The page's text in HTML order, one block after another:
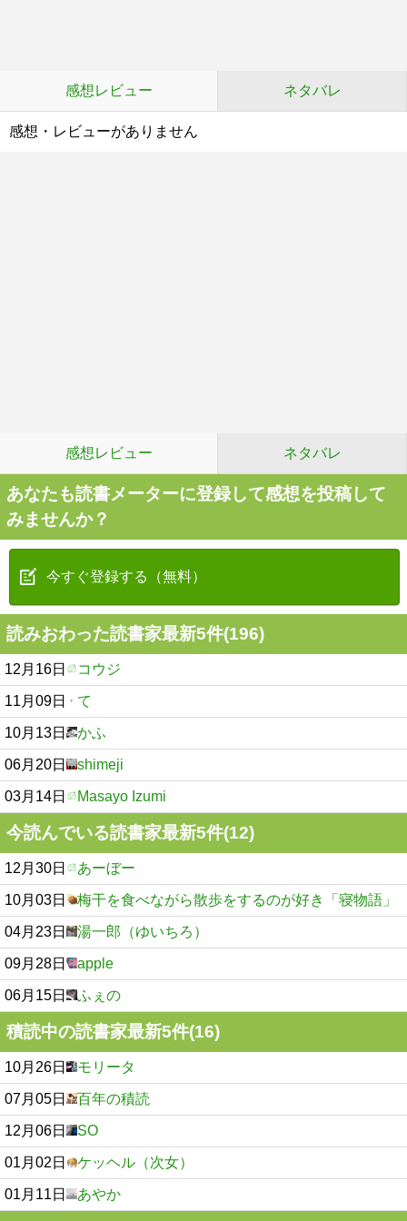
感想レビュー ネタバレ
感想・レビューがありません
感想レビュー ネタバレ
あなたも読書メーターに登録して感想を投稿して
みませんか？
今すぐ登録する（無料）
読みおわった読書家最新5件(196)
12月16日 コウジ
11月09日 て
10月13日 かふ
06月20日 shimeji
03月14日 Masayo Izumi
今読んでいる読書家最新5件(12)
12月30日 あーぼー
10月03日 梅干を食べながら散歩をするのが好き「寝物語」
04月23日 湯一郎（ゆいちろ）
09月28日 apple
06月15日 ふぇの
積読中の読書家最新5件(16)
10月26日 モリータ
07月05日 百年の積読
12月06日 SO
01月02日 ケッヘル（次女）
01月11日 あやか